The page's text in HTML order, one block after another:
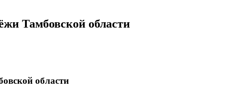
Тамбовской области
области